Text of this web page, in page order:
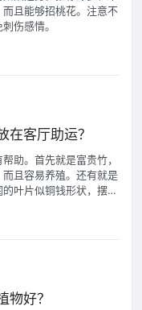
且能够招桃花。注意不
伤感情。
在客厅助运？
助。首先就是富贵竹，
且容易养殖。还有就是
叶片似铜钱形状，摆放
物好？